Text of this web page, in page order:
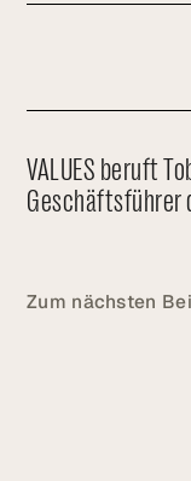
VALUES beruft
Geschäftsführer
Zum nächsten